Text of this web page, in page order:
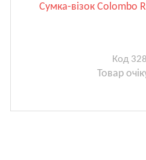
Сумка-візок Colombo
Код
Товар